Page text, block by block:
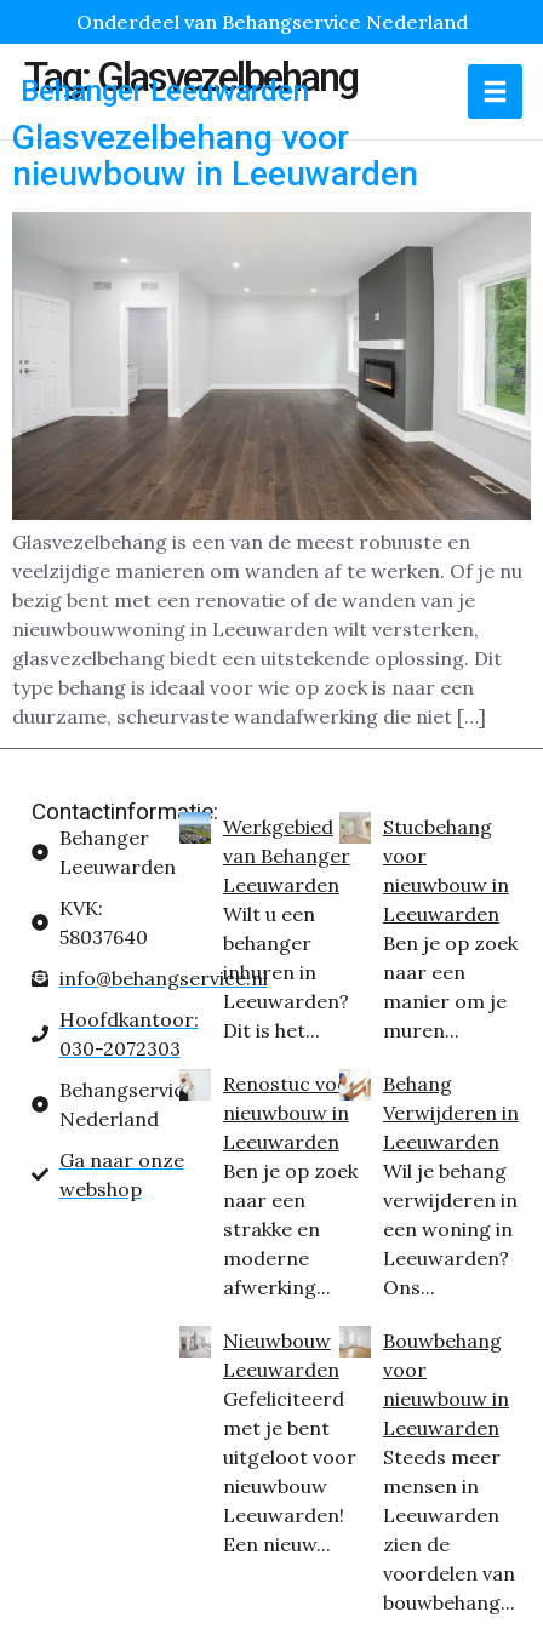
Onderdeel van Behangservice Nederland
Behanger Leeuwarden
Tag:Glasvezelbehang
Glasvezelbehang voor
nieuwbouw in Leeuwarden
Glasvezelbehang is een van de meest robuuste en
veelzijdige manieren om wanden af te werken. Of je nu
bezig bent met een renovatie of de wanden van je
nieuwbouwwoning in Leeuwarden wilt versterken,
glasvezelbehang biedt een uitstekende oplossing. Dit
type behang is ideaal voor wie op zoek is naar een
duurzame, scheurvaste wandafwerking die niet […]
Contactinformatie:
Behanger
Leeuwarden
KVK:
58037640
info@behangservice.nl
Hoofdkantoor:
030-2072303
Behangservice
Nederland
Ga naar onze
webshop
Werkgebied
van Behanger
Leeuwarden
Wilt u een
behanger
inhuren in
Leeuwarden?
Dit is het...
Renostuc voor
nieuwbouw in
Leeuwarden
Ben je op zoek
naar een
strakke en
moderne
afwerking...
Nieuwbouw
Leeuwarden
Gefeliciteerd
met je bent
uitgeloot voor
nieuwbouw
Leeuwarden!
Een nieuw...
Stucbehang
voor
nieuwbouw in
Leeuwarden
Ben je op zoek
naar een
manier om je
muren...
Behang
Verwijderen in
Leeuwarden
Wil je behang
verwijderen in
een woning in
Leeuwarden?
Ons...
Bouwbehang
voor
nieuwbouw in
Leeuwarden
Steeds meer
mensen in
Leeuwarden
zien de
voordelen van
bouwbehang...